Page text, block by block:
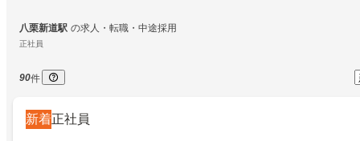
八栗新道駅 の求人・転職・中途採用
正社員
90件
新着正社員